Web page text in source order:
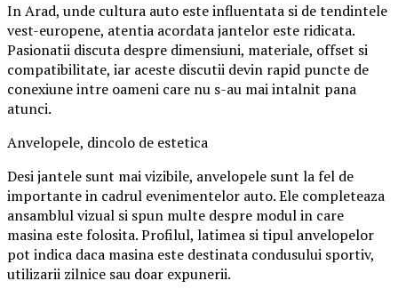
In Arad, unde cultura auto este influentata si de tendintele
vest-europene, atentia acordata jantelor este ridicata.
Pasionatii discuta despre dimensiuni, materiale, offset si
compatibilitate, iar aceste discutii devin rapid puncte de
conexiune intre oameni care nu s-au mai intalnit pana
atunci.
Anvelopele, dincolo de estetica
Desi jantele sunt mai vizibile, anvelopele sunt la fel de
importante in cadrul evenimentelor auto. Ele completeaza
ansamblul vizual si spun multe despre modul in care
masina este folosita. Profilul, latimea si tipul anvelopelor
pot indica daca masina este destinata condusului sportiv,
utilizarii zilnice sau doar expunerii.